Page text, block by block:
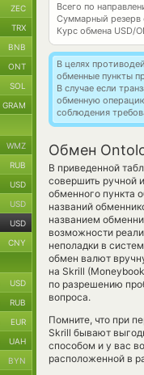
Всего по
Суммарный резерв
Курс обмена USD/
В целях
обменные пункты
В случае если
обменную
соблюдения
Обмен
В приведенной
совершить ручной
обменного пункта
названий
названием
возможности
неполадки в
обмен валют
на Skrill
по разрешению
вопроса.
Помните, что при
Skrill бывают
способом и у вас
расположенной в
ZEC
TRX
BNB
ONT
SOL
GRAM
WMZ
RUB
USD
USD
USD
CNY
USD
RUB
EUR
UAH
BYN